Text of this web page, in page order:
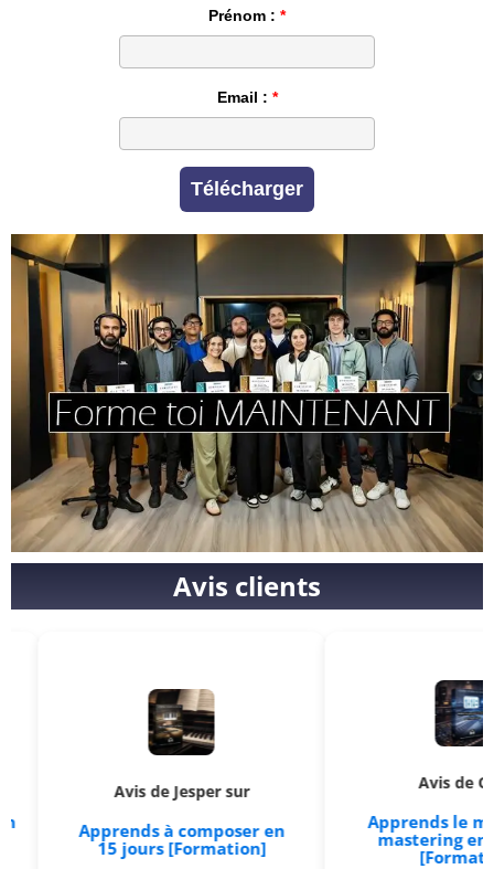
Prénom :
Email :
Télécharger
Avis clients
Avis de Jesper sur
Apprends à composer en
15 jours [Formation]
Avis de O sur
Apprends le mixage
mastering en 15
[Formation]